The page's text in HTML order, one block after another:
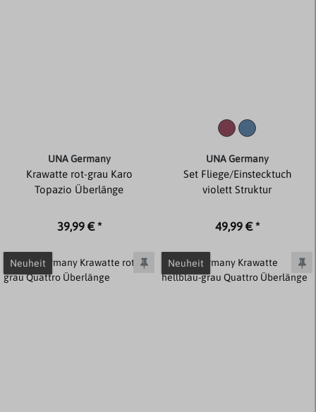
UNA Germany
Krawatte rot-grau Karo
Topazio Überlänge
39,99 € *
UNA Germany
Set Fliege/Einstecktuch
violett Struktur
49,99 € *
Neuheit Neuheit